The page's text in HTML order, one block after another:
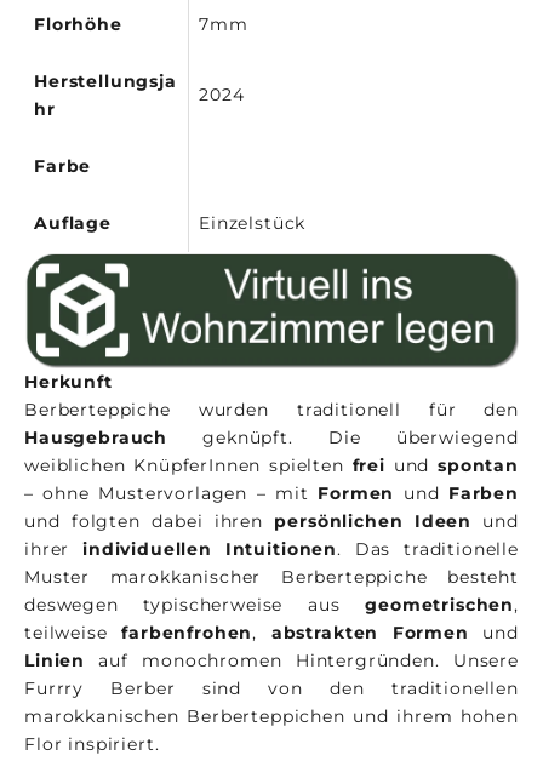
Florhöhe 7mm
Herstellungsja
hr
2024
Farbe
Auflage Einzelstück
Herkunft
Berberteppiche wurden traditionell für den
Hausgebrauch
geknüpft. Die überwiegend
weiblichen KnüpferInnen spielten frei undspontan
– ohne Mustervorlagen – mit Formen und Farben
und folgten dabei ihren persönlichen Ideen
und
ihrerindividuellen Intuitionen. Das traditionelle
Muster marokkanischer Berberteppiche besteht
deswegen typischerweise ausgeometrischen,
teilweisefarbenfrohen, abstrakten Formen
und
Linien
auf monochromen Hintergründen. Unsere
Furrry Berber sind von den traditionellen
marokkanischen Berberteppichen und ihrem hohen
Flor inspiriert.